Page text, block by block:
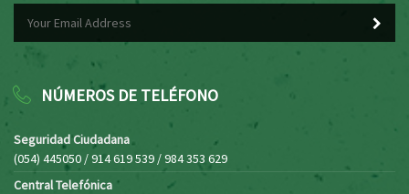
NÚMEROS DE TELÉFONO
Seguridad Ciudadana
(054) 445050 / 914 619 539 / 984 353 629
Central Telefónica